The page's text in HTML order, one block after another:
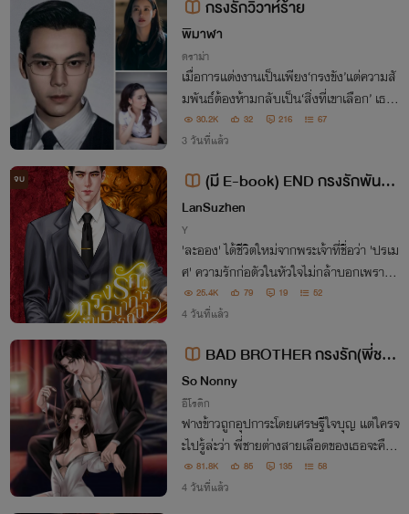
กรงรักวิวาห์ร้าย
พิมาฬา
ดราม่า
เมื่อการแต่งงานเป็นเพียง‘กรงขัง’แต่ความสั
มพันธ์ต้องห้ามกลับเป็น‘สิ่งที่เขาเลือก’ เธ
อ..กลายเป็นเจ้าสาวที่ไม่เคยถูกรักจากสามีใน
นาม ส่วนเขาเลือกซุกซ่อนความสัมพันธ์ต้อง
30.2K 32 216 67
3 วันที่แล้ว
จบ
(มี E-book) END กรงรักพันธน
าการปรารถนา (Omegaverse)
LanSuzhen
Y
'ละออง' ได้ชีวิตใหม่จากพระเจ้าที่ชื่อว่า 'ปรเม
ศ' ความรักก่อตัวในหัวใจไม่กล้าบอกเพราะรู้
ว่าตัวเองเป็นได้เพียง 'เด็กเลี้ยง' แต่วันหนึ่ง
พระเจ้าของเขากลับเปลี่ยนไป กลายเป็นคนใ
25.4K 79 19 52
4 วันที่แล้ว
BAD BROTHER กรงรัก(พี่ชา
ย)
So Nonny
อีโรติก
ฟางข้าวถูกอุปการะโดยเศรษฐีใจบุญ แต่ใครจ
ะไปรู้ล่ะว่า พี่ชายต่างสายเลือดของเธอจะคือ
‘เขา’ คนที่คอยทำทุกอย่างเพื่อให้เธอรัก แม้แ
ต่การ ‘กักขัง’ ให้เป็นของเขาตลอดไป #พี่น้อ
81.8K 85 135 58
4 วันที่แล้ว